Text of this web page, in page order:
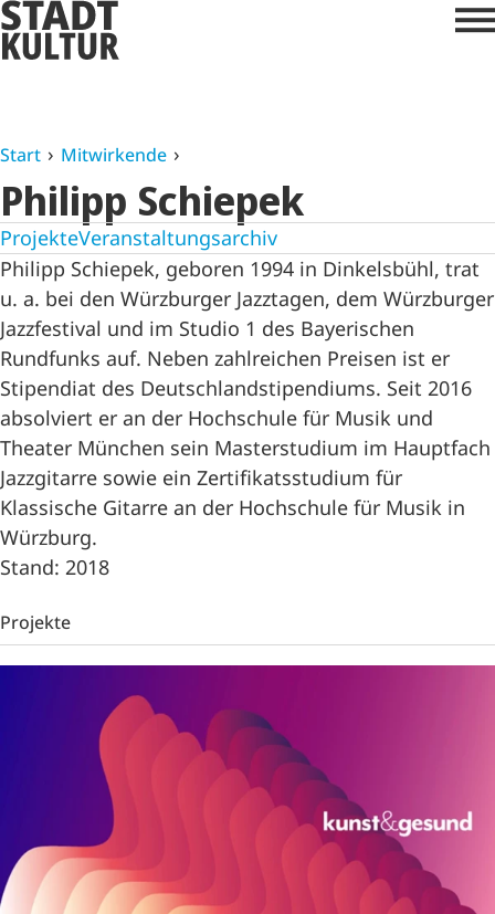
Start Mitwirkende
Philipp Schiepek
ProjekteVeranstaltungsarchiv
Philipp Schiepek, geboren 1994 in Dinkelsbühl, trat
u. a. bei den Würzburger Jazztagen, dem Würzburger
Jazzfestival und im Studio 1 des Bayerischen
Rundfunks auf. Neben zahlreichen Preisen ist er
Stipendiat des Deutschlandstipendiums. Seit 2016
absolviert er an der Hochschule für Musik und
Theater München sein Masterstudium im Hauptfach
Jazzgitarre sowie ein Zertifikatsstudium für
Klassische Gitarre an der Hochschule für Musik in
Würzburg.
Stand: 2018
Projekte